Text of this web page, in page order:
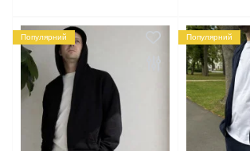
Популярний Популярний